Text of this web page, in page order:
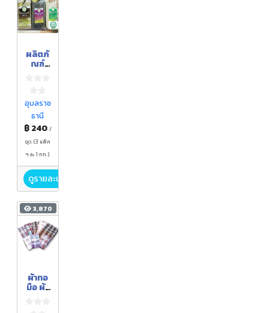
ผลิตภั
ณฑ์
เพื่อ
สุขภา
พ
อุบลราช
ธานี
฿ 240 /
ชุด (3 แพ็ค
ๆ ละ 1 กก.)
ดูรายละเอียด
3,870
ผ้าทอ
มือ ผ้า